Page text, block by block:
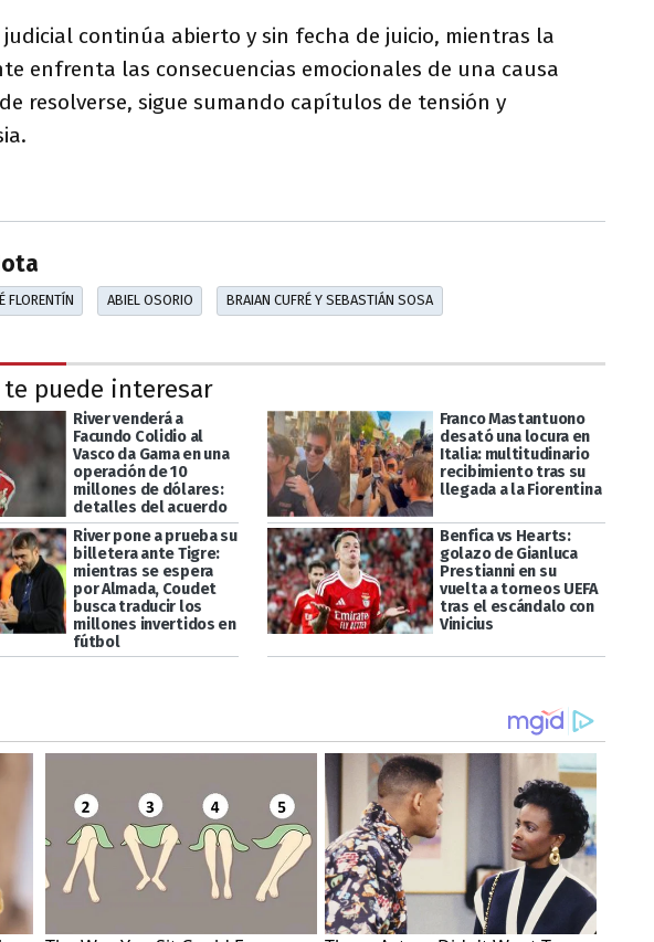
judicial continúa abierto y sin fecha de juicio, mientras la
enfrenta las consecuencias emocionales de una causa
resolverse, sigue sumando capítulos de tensión y
FLORENTÍN ABIEL OSORIO BRAIAN CUFRÉ Y SEBASTIÁN SOSA
puede interesar
River venderá a
Facundo Colidio al
Vasco da Gama en una
operación de 10
millones de dólares:
detalles del acuerdo
Franco Mastantuono
desató una locura en
Italia: multitudinario
recibimiento tras su
llegada a la Fiorentina
River pone a prueba su
billetera ante Tigre:
mientras se espera
por Almada, Coudet
busca traducir los
millones invertidos en
fútbol
Benfica vs Hearts:
golazo de Gianluca
Prestianni en su
vuelta a torneos UEFA
tras el escándalo con
Vinicius